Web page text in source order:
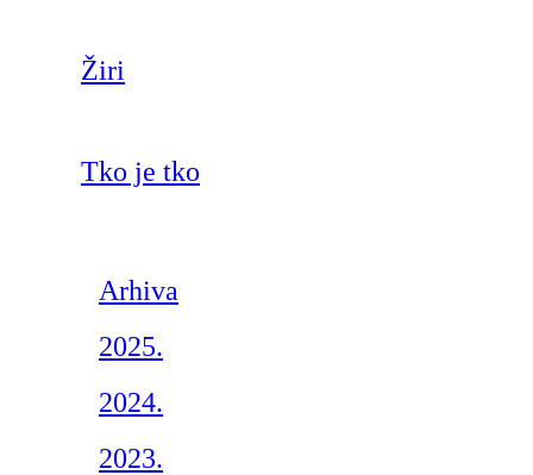
Žiri
Tko je tko
Arhiva
2025.
2024.
2023.